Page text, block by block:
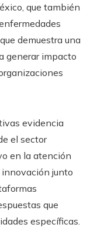
que también
demuestra una
generar impacto
evidencia
el sector
en la atención
junto
que
específicas.